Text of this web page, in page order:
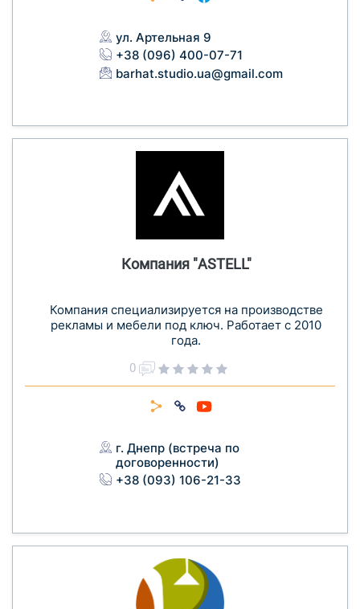
ул. Артельная 9
+38 (096) 400-07-71
barhat.studio.ua@gmail.com
Компания "ASTELL"
Компания специализируется на производстве
рекламы и мебели под ключ. Работает с 2010
года.
0
г. Днепр (встреча по
договоренности)
+38 (093) 106-21-33